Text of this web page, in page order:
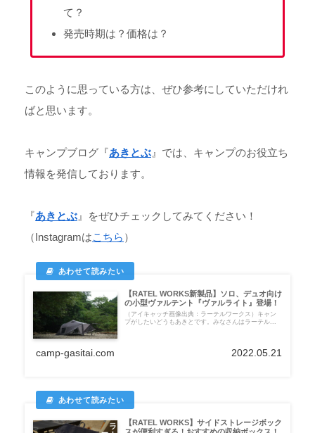
て？
発売時期は？価格は？
このように思っている方は、ぜひ参考にしていただけれ
ばと思います。
キャンプブログ『あきとぶ 』では、キャンプのお役立ち
情報を発信しております。
『あきとぶ 』をぜひチェックしてみてください！
（Instagramはこちら ）
【RATEL WORKS新製品】ソロ、デュオ向け
の小型ヴァルテント『ヴァルライト』登場！
（アイキャッチ画像出典：ラーテルワークス）キャン
プがしたいどうもあきとです。みなさんはラーテル...
camp-gasitai.com 2022.05.21
【RATEL WORKS】サイドストレージボック